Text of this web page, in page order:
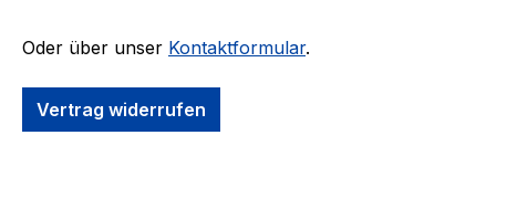
Oder über unser Kontaktformular.
Vertrag widerrufen